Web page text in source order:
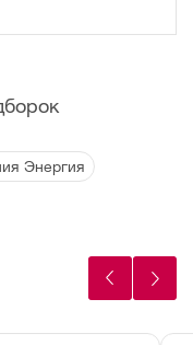
Энергия